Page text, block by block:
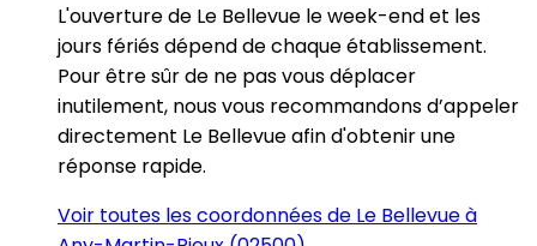
L'ouverture de Le Bellevue le week-end et les
jours fériés dépend de chaque établissement.
Pour être sûr de ne pas vous déplacer
inutilement, nous vous recommandons d’appeler
directement Le Bellevue afin d'obtenir une
réponse rapide.
Voir toutes les coordonnées de Le Bellevue à